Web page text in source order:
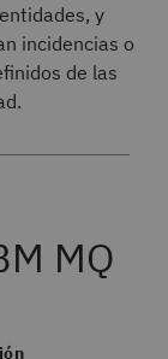
y
incidencias o
de las
MQ